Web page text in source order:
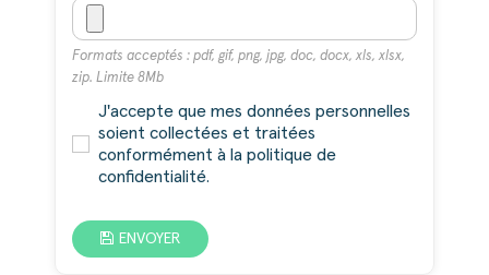
Formats acceptés : pdf, gif, png, jpg, doc, docx, xls, xlsx,
zip. Limite 8Mb
J'accepte que mes données personnelles
soient collectées et traitées
conformément à la politique de
confidentialité.
ENVOYER